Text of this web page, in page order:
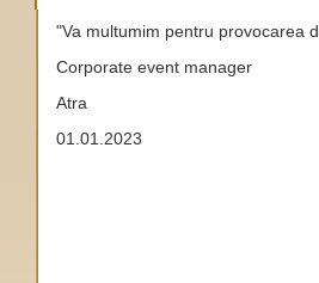
"Va multumim pentru provocarea
Corporate event manager
Atra
01.01.2023